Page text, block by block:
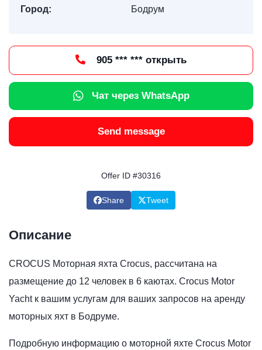
Город:
Бодрум
905 *** *** открыть
Чат через WhatsApp
Send message
Offer ID #30316
Share Tweet
Описание
CROCUS Моторная яхта Crocus, рассчитана на
размещение до 12 человек в 6 каютах. Crocus Motor
Yacht к вашим услугам для ваших запросов на аренду
моторных яхт в Бодруме.
Подробную информацию о моторной яхте Crocus Motor